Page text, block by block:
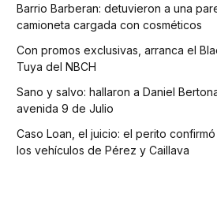
Barrio Barberan: detuvieron a una
camioneta cargada con cosméticos
Con promos exclusivas, arranca el
Tuya del NBCH
Sano y salvo: hallaron a Daniel
avenida 9 de Julio
Caso Loan, el juicio: el perito
los vehículos de Pérez y Caillava